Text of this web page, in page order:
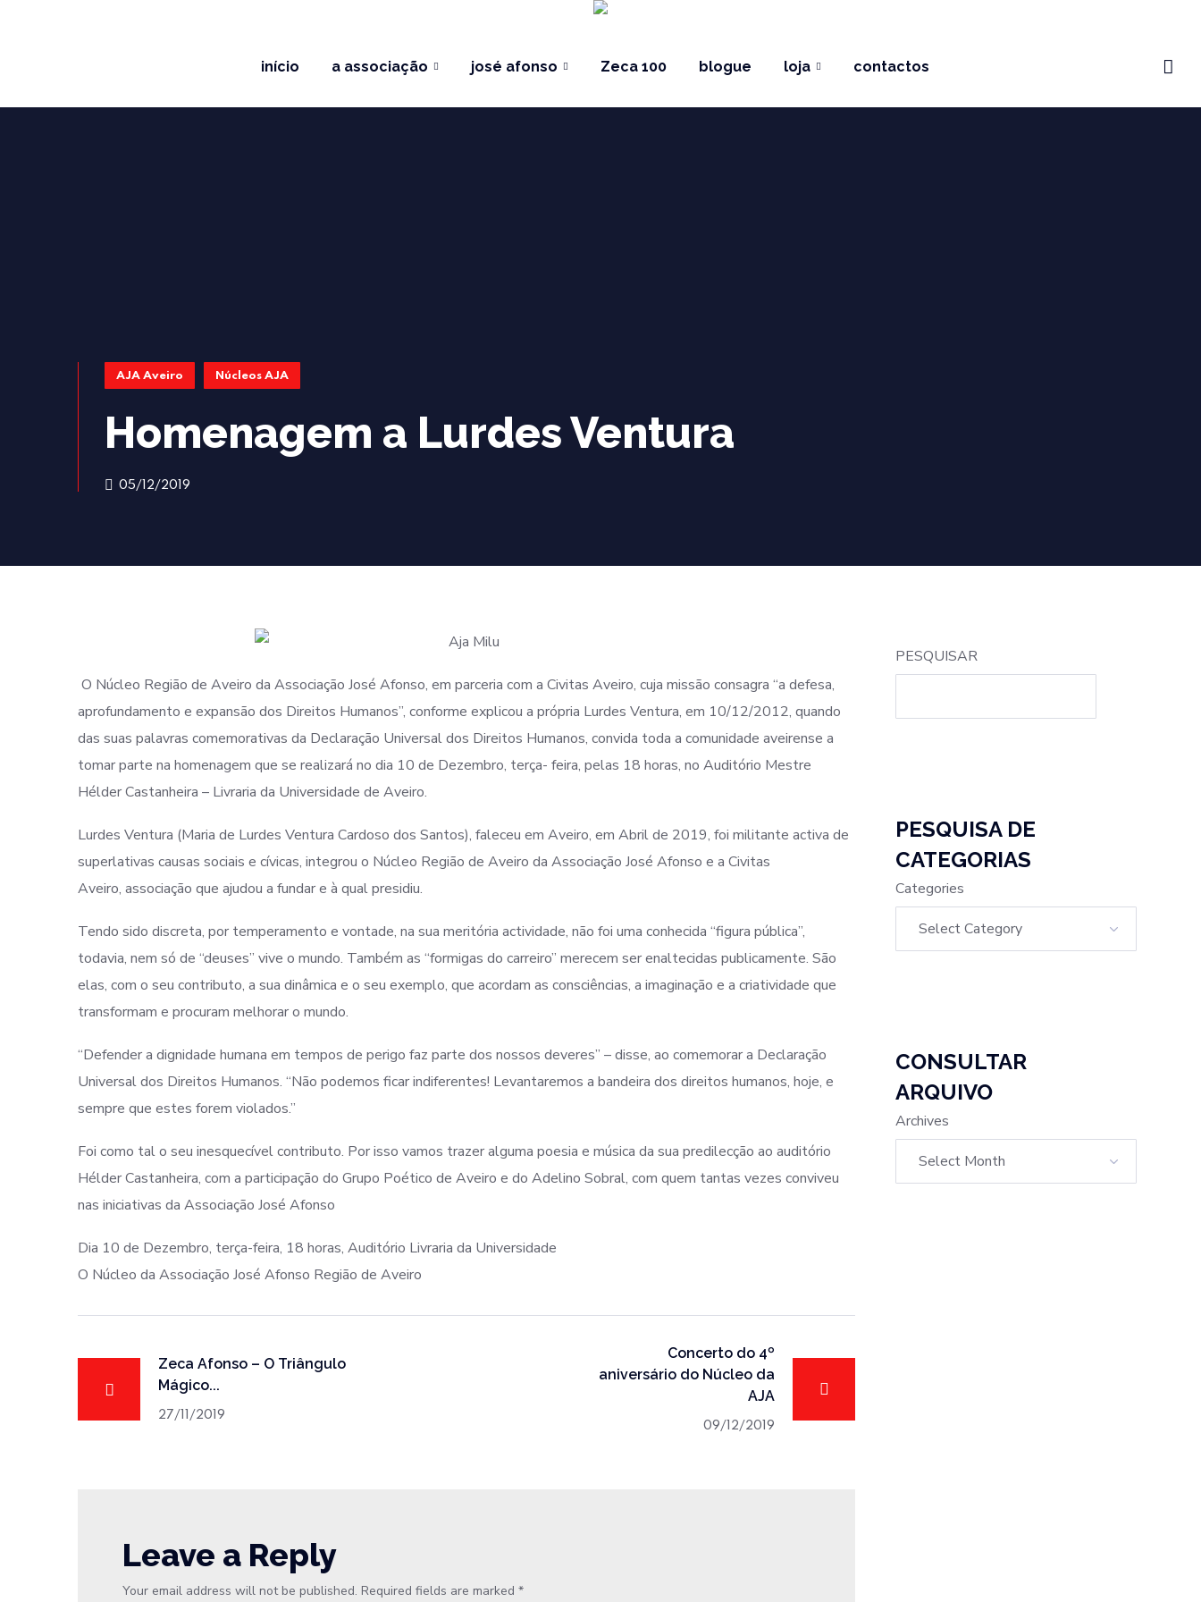
início a associação josé afonso Zeca 100 blogue loja contactos
AJA Aveiro Núcleos AJA
Homenagem a Lurdes Ventura
05/12/2019
O Núcleo Região de Aveiro da Associação José Afonso, em parceria com a Civitas Aveiro, cuja missão consagra “a defesa,
aprofundamento e expansão dos Direitos Humanos”, conforme explicou a própria Lurdes Ventura, em 10/12/2012, quando
das suas palavras comemorativas da Declaração Universal dos Direitos Humanos, convida toda a comunidade aveirense a
tomar parte na homenagem que se realizará no dia 10 de Dezembro, terça- feira, pelas 18 horas, no Auditório Mestre
Hélder Castanheira – Livraria da Universidade de Aveiro.
Lurdes Ventura (Maria de Lurdes Ventura Cardoso dos Santos), faleceu em Aveiro, em Abril de 2019, foi militante activa de
superlativas causas sociais e cívicas, integrou o Núcleo Região de Aveiro da Associação José Afonso e a Civitas
Aveiro, associação que ajudou a fundar e à qual presidiu.
Tendo sido discreta, por temperamento e vontade, na sua meritória actividade, não foi uma conhecida “figura pública”,
todavia, nem só de “deuses” vive o mundo. Também as “formigas do carreiro” merecem ser enaltecidas publicamente. São
elas, com o seu contributo, a sua dinâmica e o seu exemplo, que acordam as consciências, a imaginação e a criatividade que
transformam e procuram melhorar o mundo.
“Defender a dignidade humana em tempos de perigo faz parte dos nossos deveres” – disse, ao comemorar a Declaração
Universal dos Direitos Humanos. “Não podemos ficar indiferentes! Levantaremos a bandeira dos direitos humanos, hoje, e
sempre que estes forem violados.”
Foi como tal o seu inesquecível contributo. Por isso vamos trazer alguma poesia e música da sua predilecção ao auditório
Hélder Castanheira, com a participação do Grupo Poético de Aveiro e do Adelino Sobral, com quem tantas vezes conviveu
nas iniciativas da Associação José Afonso
Dia 10 de Dezembro, terça-feira, 18 horas, Auditório Livraria da Universidade
O Núcleo da Associação José Afonso Região de Aveiro
Zeca Afonso – O Triângulo
Mágico...
27/11/2019
Concerto do 4º
aniversário do Núcleo da
AJA
09/12/2019
Leave a Reply
Your email address will not be published. Required fields are marked *
PESQUISAR
PESQUISA DE
CATEGORIAS
Categories
CONSULTAR
ARQUIVO
Archives